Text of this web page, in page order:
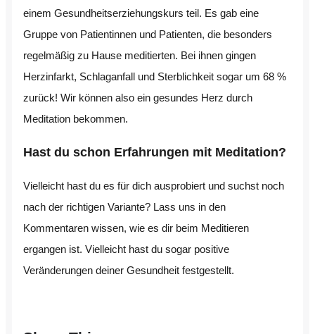
einem Gesundheitserziehungskurs teil. Es gab eine
Gruppe von Patientinnen und Patienten, die besonders
regelmäßig zu Hause meditierten. Bei ihnen gingen
Herzinfarkt, Schlaganfall und Sterblichkeit sogar um 68 %
zurück! Wir können also ein gesundes Herz durch
Meditation bekommen.
Hast du schon Erfahrungen mit Meditation?
Vielleicht hast du es für dich ausprobiert und suchst noch
nach der richtigen Variante? Lass uns in den
Kommentaren wissen, wie es dir beim Meditieren
ergangen ist. Vielleicht hast du sogar positive
Veränderungen deiner Gesundheit festgestellt.